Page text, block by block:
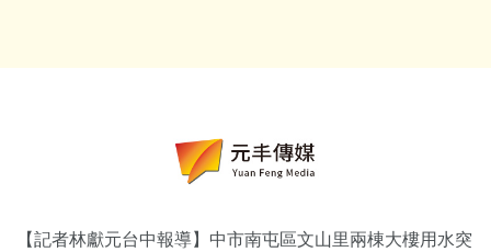
【記者林獻元台中報導】中市南屯區文山里兩棟大樓用水突